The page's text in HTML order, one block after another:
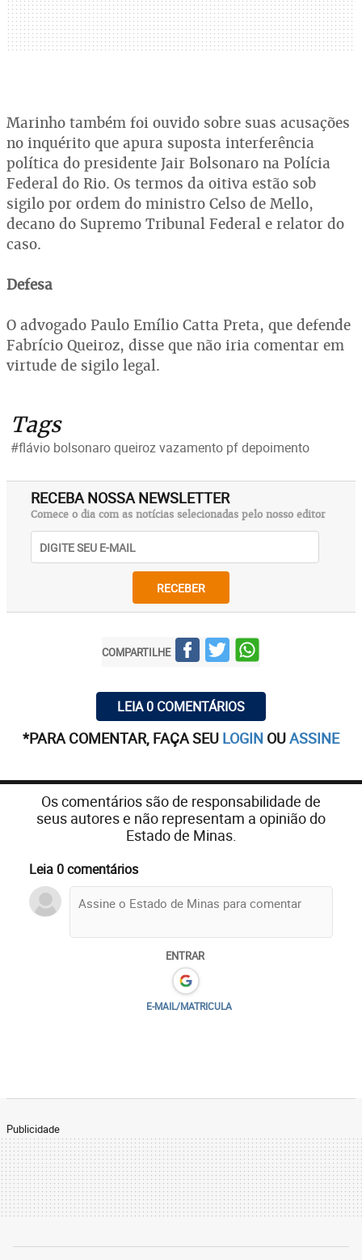
Marinho também foi ouvido sobre suas acusações
no inquérito que apura suposta interferência
política do presidente Jair Bolsonaro na Polícia
Federal do Rio. Os termos da oitiva estão sob
sigilo por ordem do ministro Celso de Mello,
decano do Supremo Tribunal Federal e relator do
caso.
Defesa
O advogado Paulo Emílio Catta Preta, que defende
Fabrício Queiroz, disse que não iria comentar em
virtude de sigilo legal.
Tags
#flávio bolsonaro queiroz vazamento pf depoimento
RECEBA NOSSA NEWSLETTER
Comece o dia com as notícias selecionadas pelo nosso editor
RECEBER
COMPARTILHE
LEIA 0 COMENTÁRIOS
*PARA COMENTAR, FAÇA SEU LOGIN OUASSINE
Os comentários são de responsabilidade de
seus autores e não representam a opinião do
Estado de Minas.
Leia 0 comentários
ENTRAR
E-MAIL/MATRICULA
Publicidade